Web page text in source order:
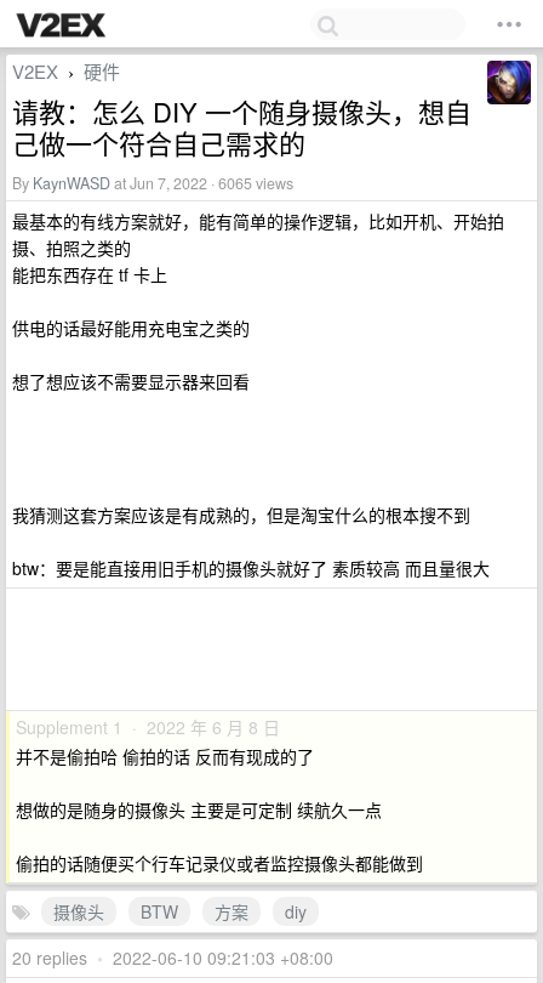
V2EX › 硬件
请教：怎么 DIY 一个随身摄像头，想自
己做一个符合自己需求的
By KaynWASDat Jun 7, 2022 · 6065 views
最基本的有线方案就好，能有简单的操作逻辑，比如开机、开始拍
摄、拍照之类的
能把东西存在 tf 卡上
供电的话最好能用充电宝之类的
想了想应该不需要显示器来回看
我猜测这套方案应该是有成熟的，但是淘宝什么的根本搜不到
btw：要是能直接用旧手机的摄像头就好了 素质较高 而且量很大
Supplement 1 · 2022 年 6 月 8 日
并不是偷拍哈 偷拍的话 反而有现成的了
想做的是随身的摄像头 主要是可定制 续航久一点
偷拍的话随便买个行车记录仪或者监控摄像头都能做到
摄像头
BTW 方案
diy
20 replies • 2022-06-10 09:21:03 +08:00